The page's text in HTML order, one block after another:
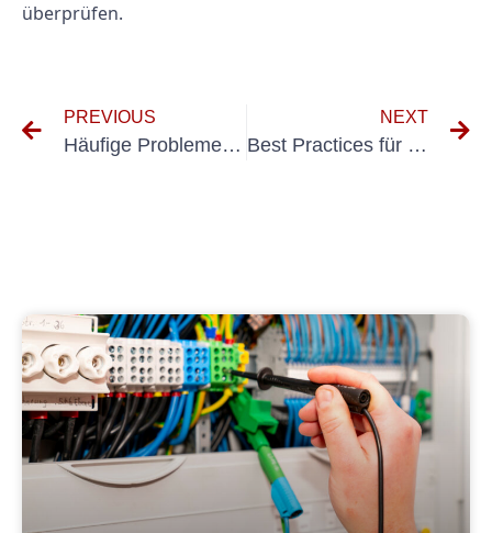
überprüfen.
PREVIOUS
Häufige Probleme bei der Prüfung Ortsfester Elektrischer Anlagen und wie man sie behebt
NEXT
Best Practices für die Durchführung der Prüfung Ortsfester Elektrischer Anlagen VDE in verschiedenen Umgebungen